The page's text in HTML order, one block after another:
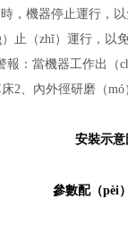
，機器停止運行，
止（zhǐ）運行，以
報：當機器工作出（
2、內外徑研磨（mó
安裝示意
參數配（pèi